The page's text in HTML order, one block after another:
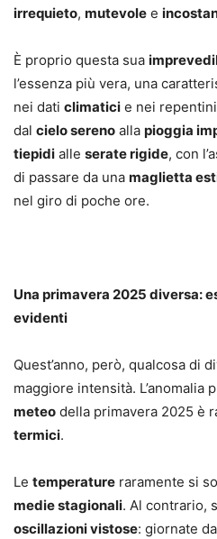
irrequieto, mutevole e
È proprio questa sua
l’essenza più vera, una
nei dati climatici e nei
dal cielo sereno alla pioggia
tiepidi alle serate rigide, con
di passare da una maglietta
nel giro di poche ore.
Una primavera 2025 diversa:
evidenti
Quest’anno, però, qualcosa di
maggiore intensità. L’anomalia
meteo della primavera 2025 è
termici.
Le temperature raramente si
medie stagionali. Al contrario,
oscillazioni vistose: giornate